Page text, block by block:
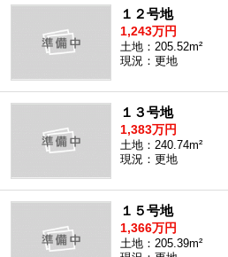
１２号地
1,243万円
土地：205.52m²
現況：更地
１３号地
1,383万円
土地：240.74m²
現況：更地
１５号地
1,366万円
土地：205.39m²